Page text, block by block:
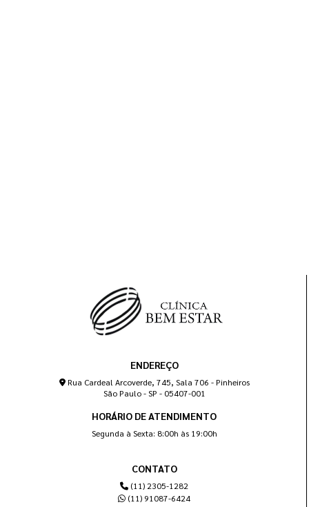
ENDEREÇO
Rua Cardeal Arcoverde, 745, Sala 706 - Pinheiros
São Paulo - SP - 05407-001
HORÁRIO DE ATENDIMENTO
Segunda à Sexta: 8:00h às 19:00h
CONTATO
(11) 2305-1282
(11) 91087-6424